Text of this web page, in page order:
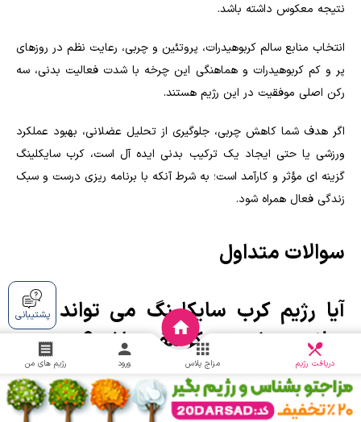
نتیجه معکوس داشته باشد.
انتخاب منابع سالم کربوهیدرات، پروتئین و چربی، رعایت نظم در روزهای
پر و کم کربوهیدرات و هماهنگی این چرخه با شدت فعالیت بدنی، سه
رکن اصلی موفقیت در این رژیم هستند.
اگر هدف شما کاهش چربی، جلوگیری از تحلیل عضلانی، بهبود عملکرد
ورزشی یا حتی ایجاد یک ترکیب بدنی ایده آل است، کرب سایکلینگ
گزینه ای مؤثر و کارآمد است؛ به شرط آنکه با برنامه ریزی درست و سبک
زندگی فعال همراه شود.
سوالات متداول
آیا رژیم کرب سایکلینگ می تواند برای
سلامت مغز و تمرکز مفید باشد؟
بله در روزهای پرکربوهیدرات، مغز گلوکز کافی برای فعالیت های شناختی
دریافت می کند و در روزهای کم کربوهیدرات، با استفاده از کتون ها می
پشتیبانی
دریافت رژیم مزاج پلاس ورود رژیم های من